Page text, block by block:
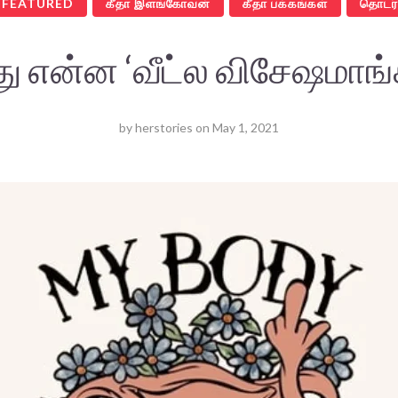
என்ன ‘வீட்ல
byherstories on May 1, 2021